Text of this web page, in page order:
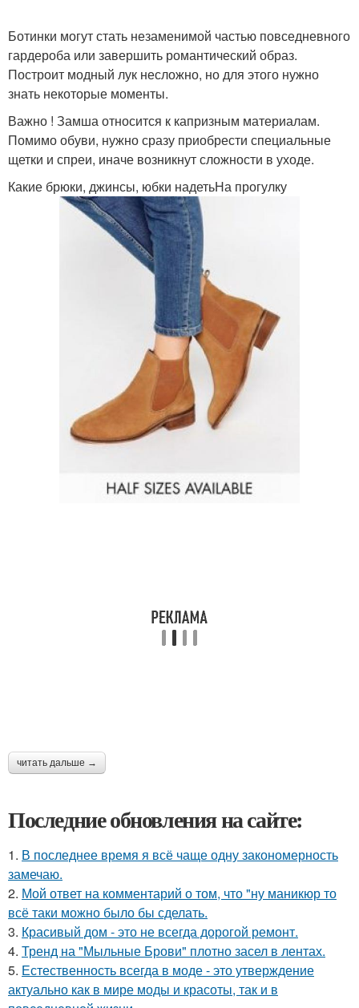
Ботинки могут стать незаменимой частью повседневного
гардероба или завершить романтический образ.
Построит модный лук несложно, но для этого нужно
знать некоторые моменты.
Важно ! Замша относится к капризным материалам.
Помимо обуви, нужно сразу приобрести специальные
щетки и спреи, иначе возникнут сложности в уходе.
Какие брюки, джинсы, юбки надетьНа прогулку
читать дальше →
Последние обновления на сайте:
1. В последнее время я всё чаще одну закономерность
замечаю.
2. Мой ответ на комментарий о том, что "ну маникюр то
всё таки можно было бы сделать.
3. Красивый дом - это не всегда дорогой ремонт.
4. Тренд на "Мыльные Брови" плотно засел в лентах.
5. Естественность всегда в моде - это утверждение
актуально как в мире моды и красоты, так и в